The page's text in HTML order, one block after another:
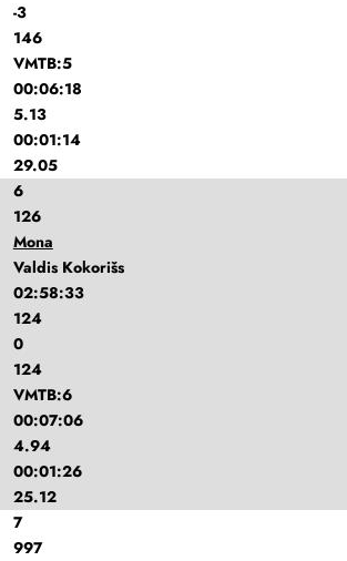
-3
146
VMTB:5
00:06:18
5.13
00:01:14
29.05
6
126
Mona
Valdis Kokorišs
02:58:33
124
0
124
VMTB:6
00:07:06
4.94
00:01:26
25.12
7
997